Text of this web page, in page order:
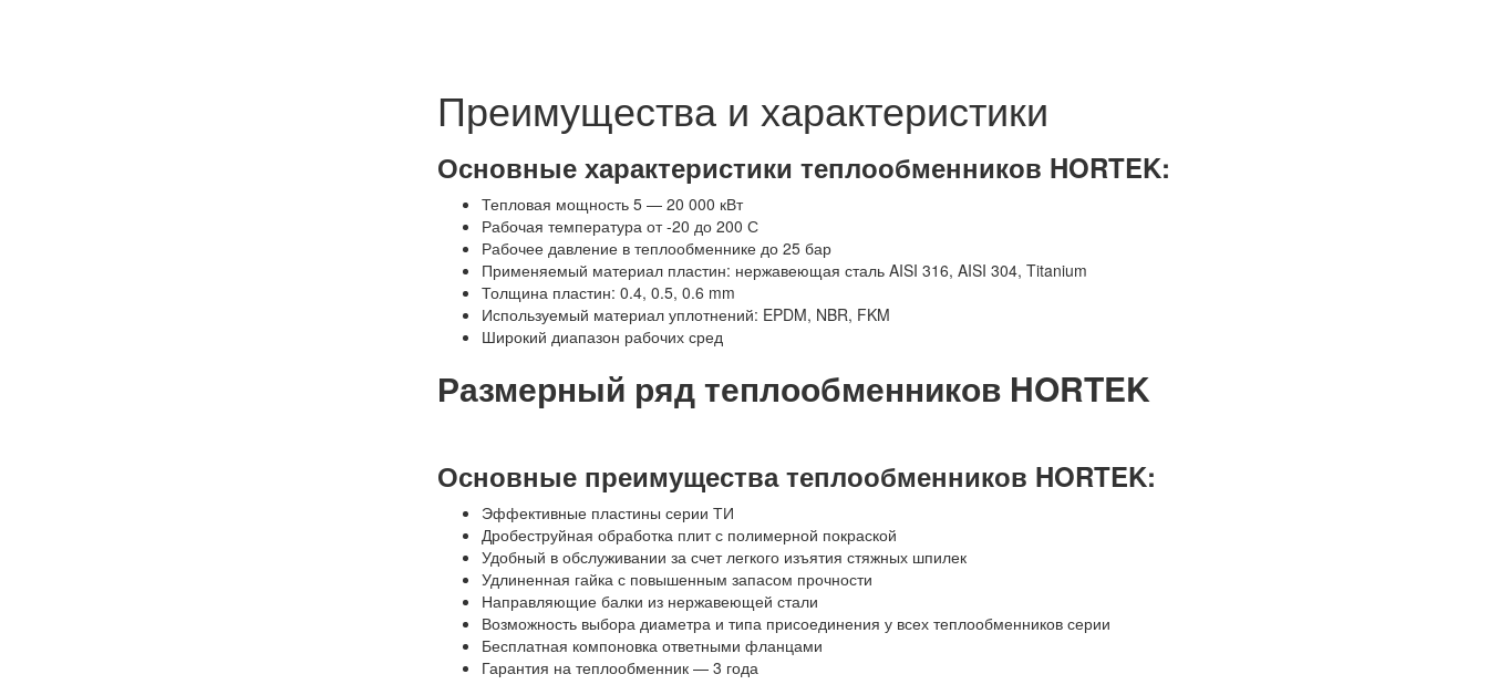
Преимущества и характеристики
Основные характеристики теплообменников HORTEK:
Тепловая мощность 5 — 20 000 кВт
Рабочая температура от -20 до 200 С
Рабочее давление в теплообменнике до 25 бар
Применяемый материал пластин: нержавеющая сталь AISI 316, AISI 304, Titanium
Толщина пластин: 0.4, 0.5, 0.6 mm
Используемый материал уплотнений: EPDM, NBR, FKM
Широкий диапазон рабочих сред
Размерный ряд теплообменников HORTEK
Основные преимущества теплообменников HORTEK:
Эффективные пластины серии ТИ
Дробеструйная обработка плит с полимерной покраской
Удобный в обслуживании за счет легкого изъятия стяжных шпилек
Удлиненная гайка с повышенным запасом прочности
Направляющие балки из нержавеющей стали
Возможность выбора диаметра и типа присоединения у всех теплообменников серии
Бесплатная компоновка ответными фланцами
Гарантия на теплообменник — 3 года